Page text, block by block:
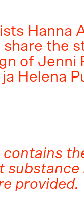
Hanna
share the
of Jenni
Helena
provided.